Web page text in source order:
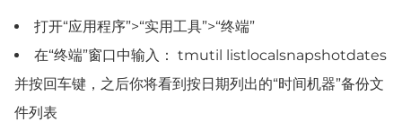
打开“应用程序”>“实用工具”>“终端”
在“终端”窗口中输入： tmutil listlocalsnapshotdates
并按回车键，之后你将看到按日期列出的“时间机器”备份文
件列表